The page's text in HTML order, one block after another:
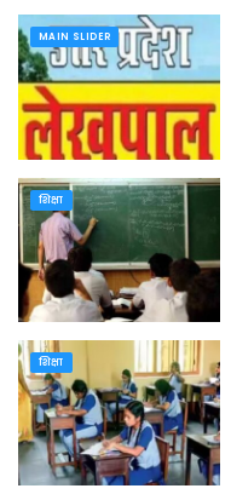
MAIN SLIDER
शिक्षा
शिक्षा